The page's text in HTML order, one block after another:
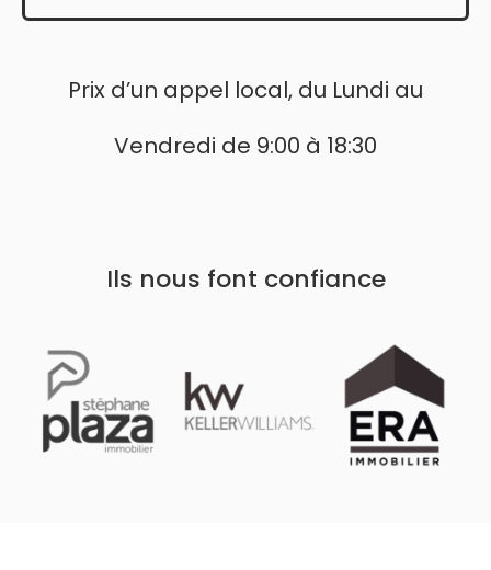
Prix d’un appel local, du Lundi au
Vendredi de 9:00 à 18:30
Ils nous font confiance